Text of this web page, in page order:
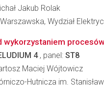
Jakub Rolak
Wydział
wykorzystaniem
4, panel: ST8
Maciej Wójtowicz
Hutnicza im.